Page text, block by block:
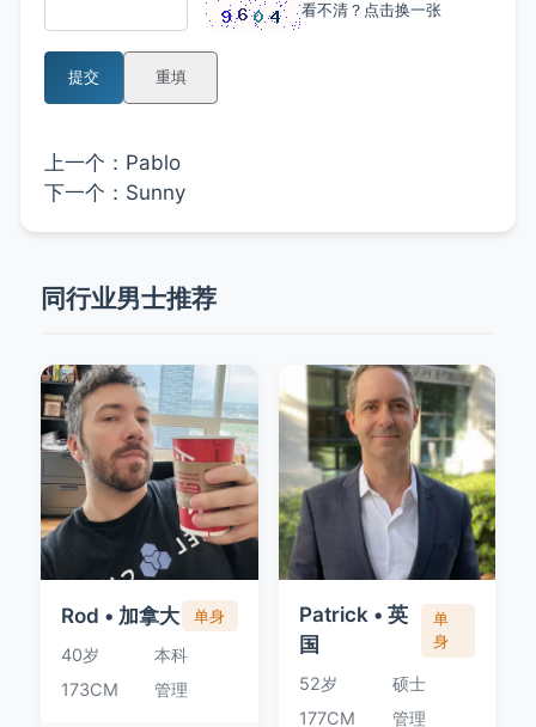
看不清？点击换一张
提交 重填
上一个： Pablo
下一个： Sunny
同行业男士推荐
Rod • 加拿大 单身
40岁
本科
173CM
管理
Patrick • 英
国
单
身
52岁
硕士
177CM
管理